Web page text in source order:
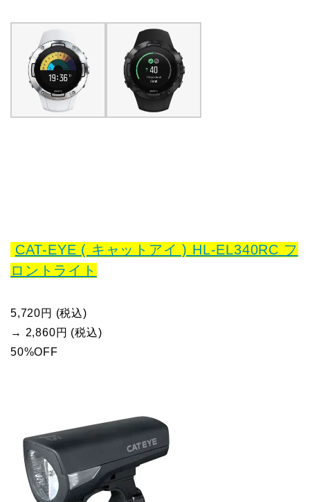
CAT-EYE ( キャットアイ ) HL-EL340RC フ
ロントライト
5,720円 (税込)
→ 2,860円 (税込)
50%OFF